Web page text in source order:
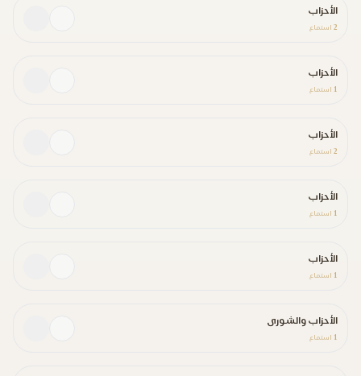
الأحزاب
2 استماع
الأحزاب
1 استماع
الأحزاب
2 استماع
الأحزاب
1 استماع
الأحزاب
1 استماع
الأحزاب والشورى
1 استماع